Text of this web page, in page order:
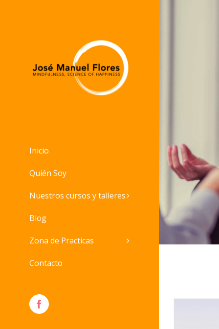
Inicio
Quién Soy
Nuestros cursos y talleres
Blog
Zona de Practicas
Contacto
Facebook